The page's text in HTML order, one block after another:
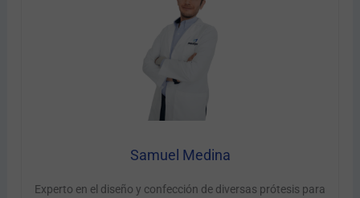
Samuel Medina
Experto en el diseño y confección de diversas prótesis para